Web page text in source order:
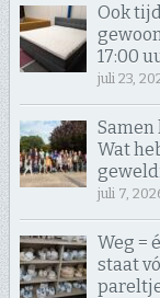
Ook
17:00
juli 23,
Samen
Wat
juli 7,
Weg =
staat